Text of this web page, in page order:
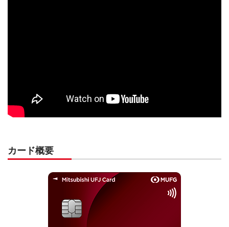
カード概要